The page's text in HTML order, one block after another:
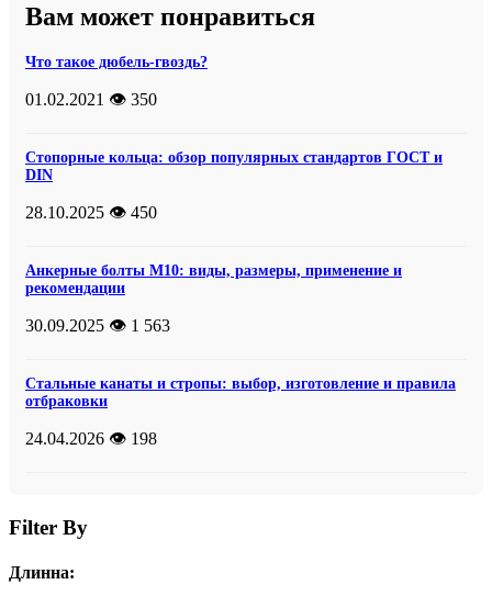
Вам может понравиться
Что такое дюбель-гвоздь?
01.02.2021 👁️ 350
Стопорные кольца: обзор популярных стандартов ГОСТ и
DIN
28.10.2025 👁️ 450
Анкерные болты М10: виды, размеры, применение и
рекомендации
30.09.2025 👁️ 1 563
Стальные канаты и стропы: выбор, изготовление и правила
отбраковки
24.04.2026 👁️ 198
Filter By
Длинна: